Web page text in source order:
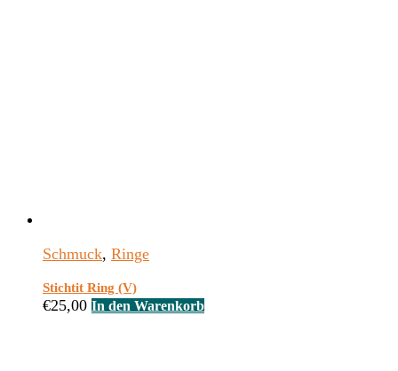
Schmuck, Ringe
Stichtit Ring (V)
€25,00 In den Warenkorb